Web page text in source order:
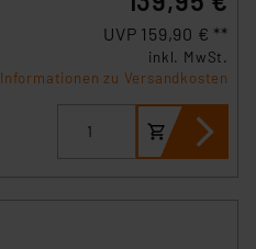
UVP 159,90 € **
inkl. MwSt.
Informationen zu Versandkosten